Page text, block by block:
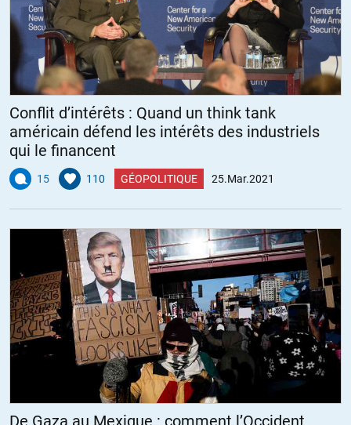
Conflit d’intérêts : Quand un think tank
américain défend les intérêts des industriels
qui le financent
15 110 GÉOPOLITIQUE 25.Mar.2021